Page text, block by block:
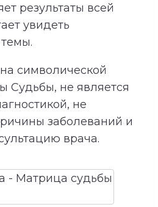
результаты всей
увидеть
символической
Судьбы, не является
не
заболеваний и
врача.